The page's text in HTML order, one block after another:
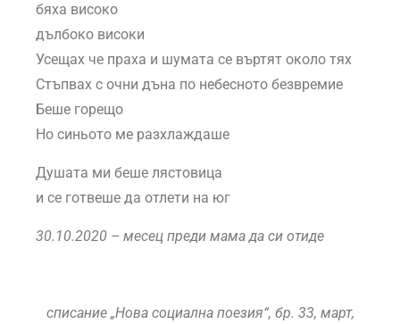
бяха високо
дълбоко високи
Усещах че праха и шумата се въртят около тях
Стъпвах с очни дъна по небесното безвремие
Беше горещо
Но синьото ме разхлаждаше
Душата ми беше лястовица
и се готвеше да отлети на юг
30.10.2020 – месец преди мама да си отиде
списание „Нова социална поезия“, бр. 33, март,